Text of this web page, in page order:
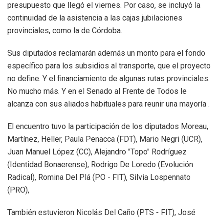
presupuesto que llegó el viernes. Por caso, se incluyó la
continuidad de la asistencia a las cajas jubilaciones
provinciales, como la de Córdoba.
Sus diputados reclamarán además un monto para el fondo
específico para los subsidios al transporte, que el proyecto
no define. Y el financiamiento de algunas rutas provinciales.
No mucho más. Y en el Senado al Frente de Todos le
alcanza con sus aliados habituales para reunir una mayoría .
El encuentro tuvo la participación de los diputados Moreau,
Martínez, Heller, Paula Penacca (FDT), Mario Negri (UCR),
Juan Manuel López (CC), Alejandro "Topo" Rodríguez
(Identidad Bonaerense), Rodrigo De Loredo (Evolución
Radical), Romina Del Plá (PO - FIT), Silvia Lospennato
(PRO),
También estuvieron Nicolás Del Caño (PTS - FIT), José